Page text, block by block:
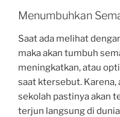
Menumbuhkan
Saat ada melihat
maka akan tumbuh
meningkatkan, atau
saat ktersebut. Karena,
sekolah pastinya akan
terjun langsung di